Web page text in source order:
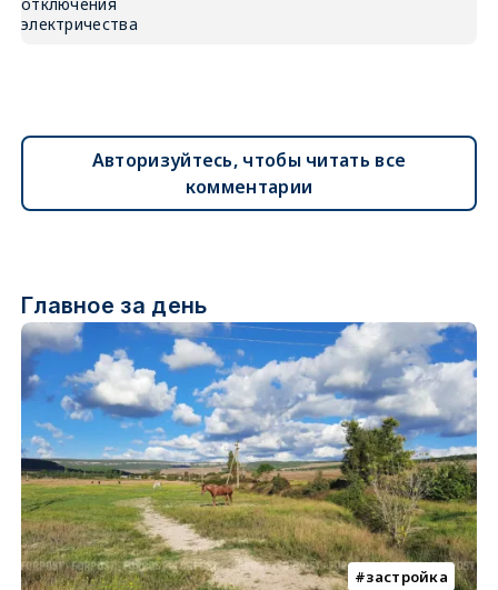
Авторизуйтесь, чтобы читать все
комментарии
Главное за день
застройка